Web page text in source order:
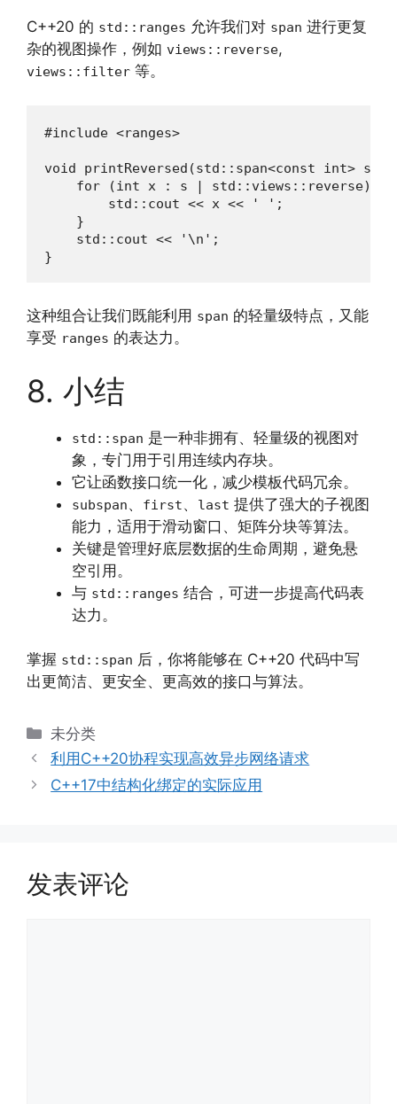
C++20 的 std::ranges 允许我们对 span 进行更复
杂的视图操作，例如 views::reverse,
views::filter 等。
#include <ranges>
void printReversed(std::span<const int> s) {
    for (int x : s | std::views::reverse) {
        std::cout << x << ' ';
    }
    std::cout << '\n';
}
这种组合让我们既能利用 span 的轻量级特点，又能
享受 ranges 的表达力。
8. 小结
std::span 是一种非拥有、轻量级的视图对
象，专门用于引用连续内存块。
它让函数接口统一化，减少模板代码冗余。
subspan、 first、 last 提供了强大的子视图
能力，适用于滑动窗口、矩阵分块等算法。
关键是管理好底层数据的生命周期，避免悬
空引用。
与 std::ranges 结合，可进一步提高代码表
达力。
掌握 std::span 后，你将能够在 C++20 代码中写
出更简洁、更安全、更高效的接口与算法。
分
类
未分类
利用C++20协程实现高效异步网络请求
C++17中结构化绑定的实际应用
发表评论